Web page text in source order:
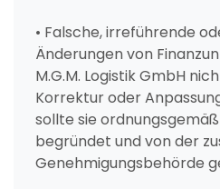
• Falsche, irreführende
Änderungen von
M.G.M. Logistik GmbH
Korrektur oder
sollte sie
begründet und von der
Genehmigungsbehörde